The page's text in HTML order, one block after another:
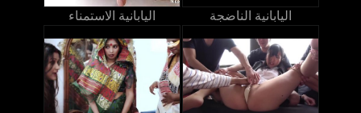
اليابانية الاستمناء اليابانية الناضجة